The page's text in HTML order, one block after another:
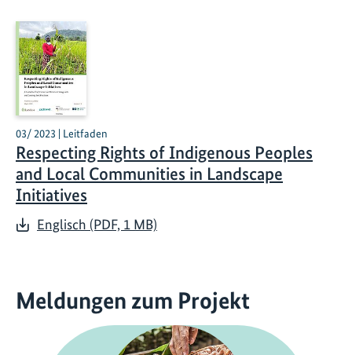
03/ 2023 | Leitfaden
Respecting Rights of Indigenous Peoples
and Local Communities in Landscape
Initiatives
Englisch (PDF, 1 MB)
Meldungen zum Projekt